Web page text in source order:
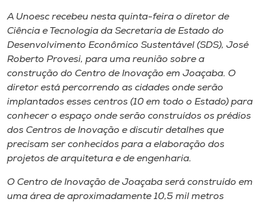
A Unoesc recebeu nesta quinta-feira o diretor de
Ciência e Tecnologia da Secretaria de Estado do
Desenvolvimento Econômico Sustentável (SDS), José
Roberto Provesi, para uma reunião sobre a
construção do Centro de Inovação em Joaçaba. O
diretor está percorrendo as cidades onde serão
implantados esses centros (10 em todo o Estado) para
conhecer o espaço onde serão construídos os prédios
dos Centros de Inovação e discutir detalhes que
precisam ser conhecidos para a elaboração dos
projetos de arquitetura e de engenharia.
O Centro de Inovação de Joaçaba será construído em
uma área de aproximadamente 10,5 mil metros